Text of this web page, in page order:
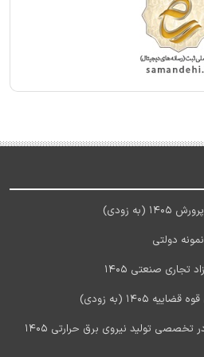
زودی)
دولتی
صنعتی 1405
1405 (به زودی)
آخرین اخبار استخدام شرکت مادر تخصصی تولید نیروی برق حرارتی 1405